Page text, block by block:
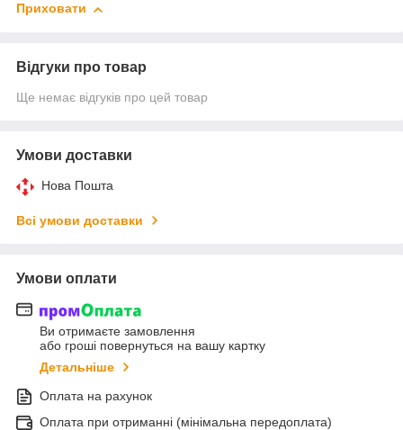
Приховати
Відгуки про товар
Ще немає відгуків про цей товар
Умови доставки
Нова Пошта
Всі умови доставки
Умови оплати
Ви отримаєте замовлення
або гроші повернуться на вашу картку
Детальніше
Оплата на рахунок
Оплата при отриманні (мінімальна передоплата)